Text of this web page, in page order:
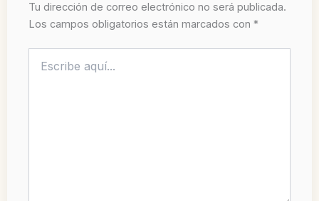
Tu dirección de correo electrónico no será publicada.
Los campos obligatorios están marcados con *
aquí...